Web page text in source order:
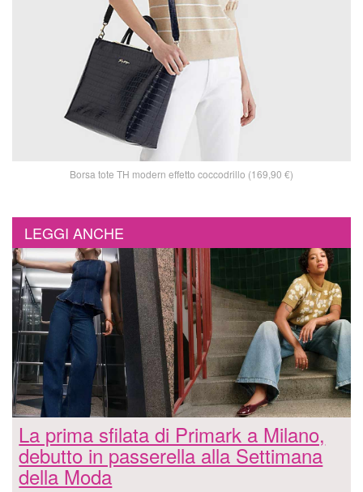
Borsa tote TH modern effetto coccodrillo (169,90 €)
LEGGI ANCHE
La prima sfilata di Primark a Milano,
debutto in passerella alla Settimana
della Moda